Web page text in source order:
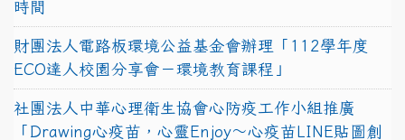
時間
財團法人電路板環境公益基金會辦理「112學年度
ECO達人校園分享會－環境教育課程」
社團法人中華心理衛生協會心防疫工作小組推廣
「Drawing心疫苗，心靈Enjoy〜心疫苗LINE貼圖創